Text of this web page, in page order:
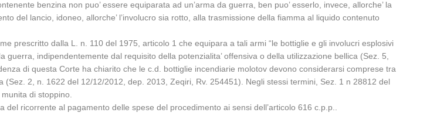
benzina non puo’ essere equiparata ad un’arma da guerra, ben puo’ esserlo, invece, allorche’ la
del lancio, idoneo, allorche’ l’involucro sia rotto, alla trasmissione della fiamma al liquido contenuto
prescritto dalla L. n. 110 del 1975, articolo 1 che equipara a tali armi “le bottiglie e gli involucri esplosivi
indipendentemente dal requisito della potenzialita’ offensiva o della utilizzazione bellica (Sez. 5,
di questa Corte ha chiarito che le c.d. bottiglie incendiarie molotov devono considerarsi comprese tra
2, n. 1622 del 12/12/2012, dep. 2013, Zeqiri, Rv. 254451). Negli stessi termini, Sez. 1 n 28812 del
di stoppino.
ricorrente al pagamento delle spese del procedimento ai sensi dell’articolo 616 c.p.p..